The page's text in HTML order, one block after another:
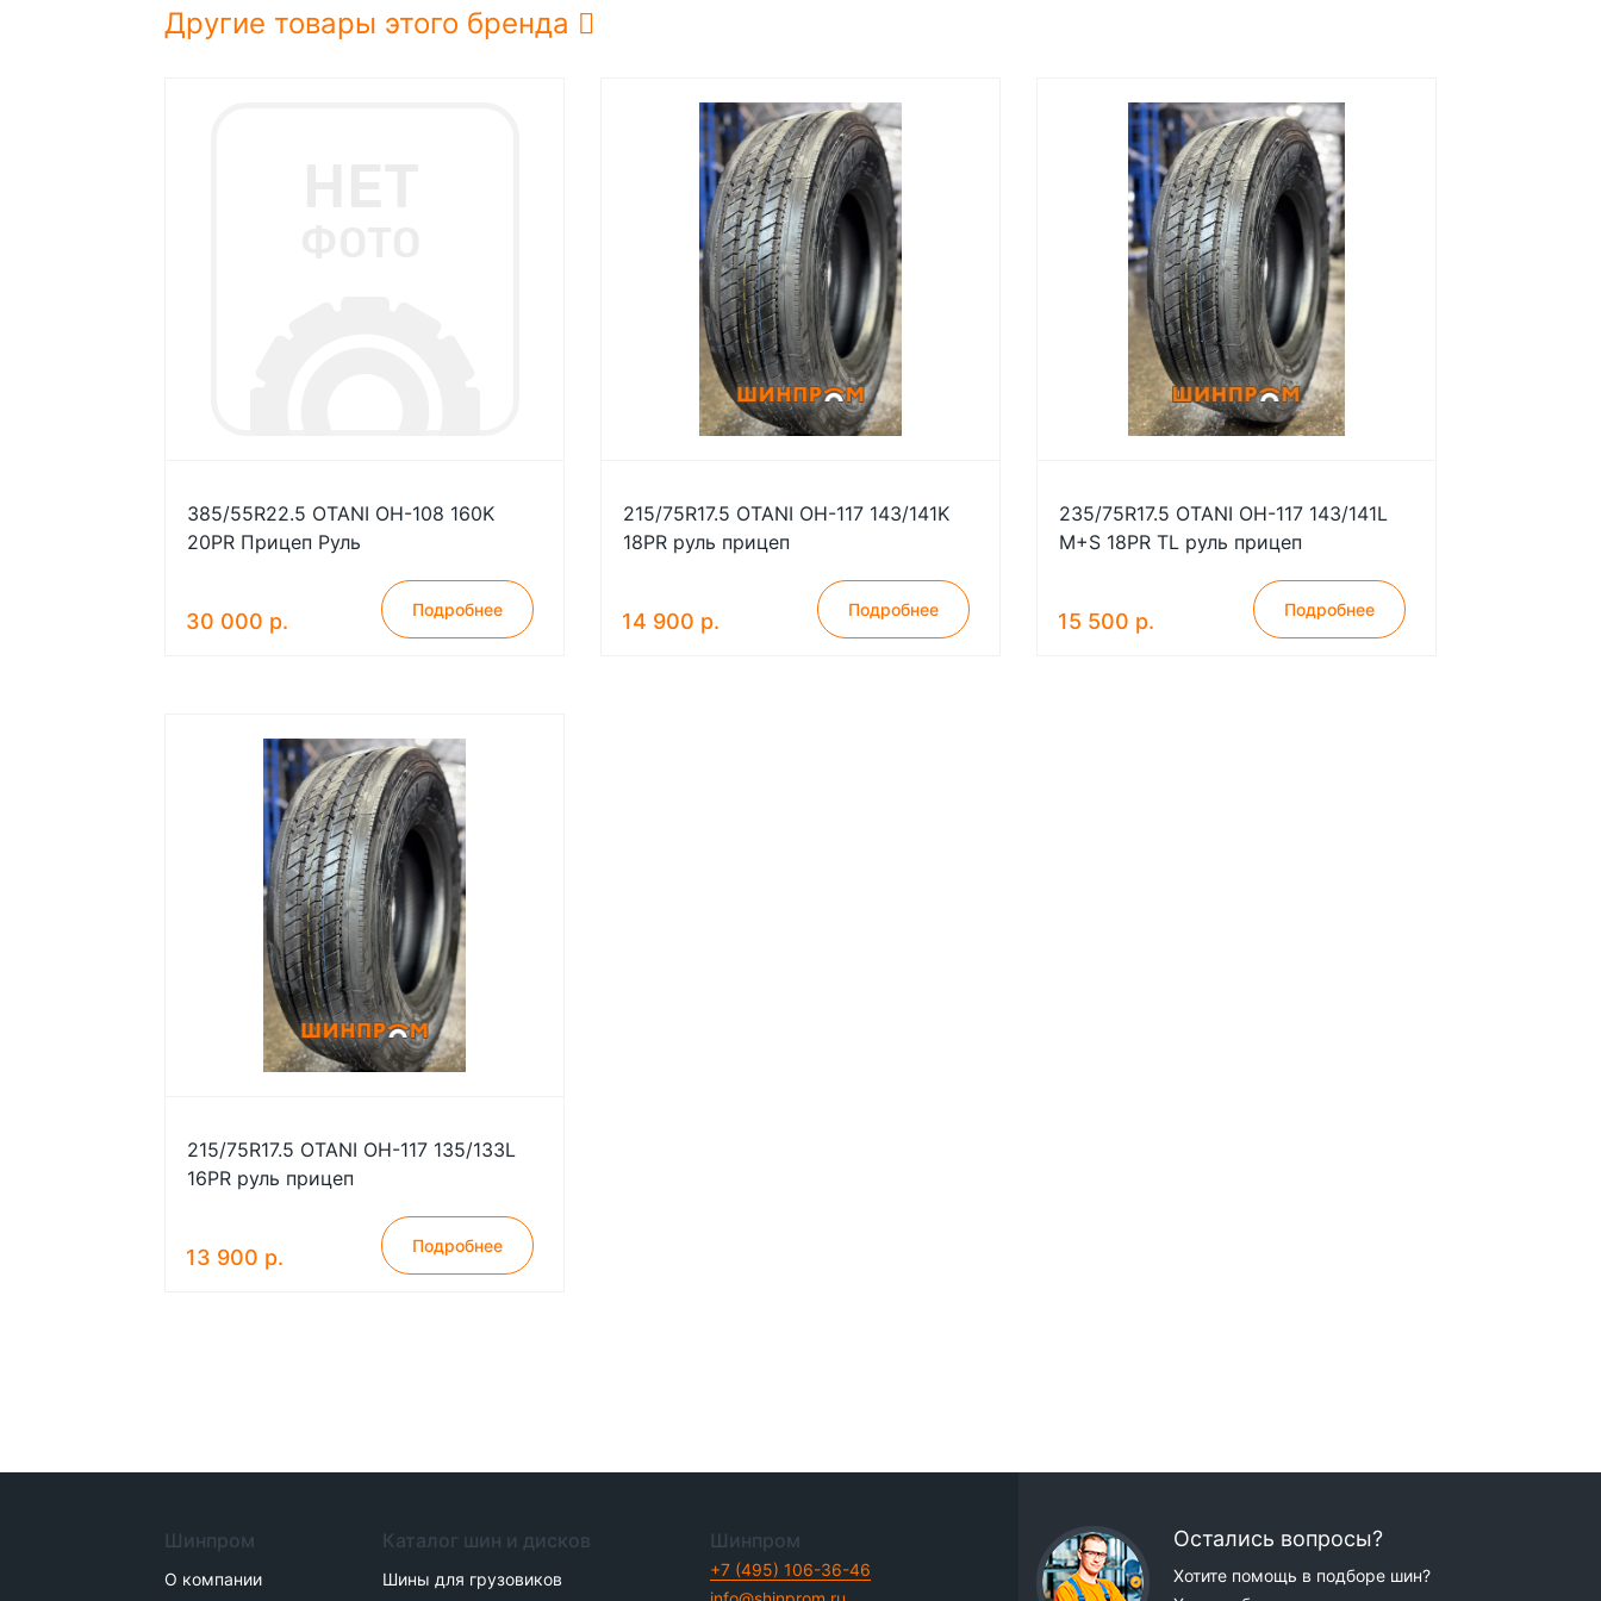
Другие товары этого бренда
385/55R22.5 OTANI OH-108 160K
20PR Прицеп Руль
30 000 р. Подробнее
215/75R17.5 OTANI OH-117 143/141K
18PR руль прицеп
14 900 р. Подробнее
235/75R17.5 OTANI OH-117 143/141L
M+S 18PR TL руль прицеп
15 500 р. Подробнее
215/75R17.5 OTANI OH-117 135/133L
16PR руль прицеп
13 900 р. Подробнее
Шинпром
О компании
Каталог шин и дисков
Шины для грузовиков
Шинпром
+7 (495) 106-36-46
Остались вопросы?
Хотите помощь в подборе шин?